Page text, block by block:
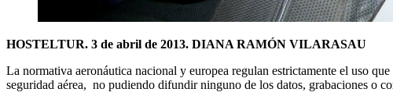
HOSTELTUR. 3 de abril de 2013. DIANA RAMÓN VILARASAU
La normativa aeronáutica nacional y europea regulan estrictamente el uso
seguridad aérea, no pudiendo difundir ninguno de los datos, grabaciones o